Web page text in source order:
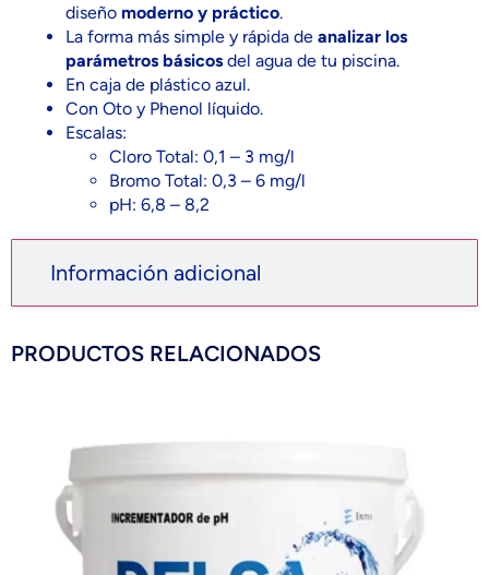
Información adicional
diseño moderno y práctico.
La forma más simple y rápida de analizar los
parámetros básicos del agua de tu piscina.
En caja de plástico azul.
Con Oto y Phenol líquido.
Escalas:
Cloro Total: 0,1 – 3 mg/l
Bromo Total: 0,3 – 6 mg/l
pH: 6,8 – 8,2
PRODUCTOS RELACIONADOS